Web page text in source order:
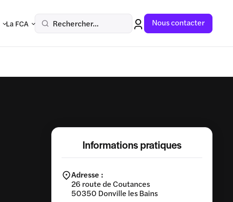
La FCA Rechercher... Nous contacter
Informations pratiques
Adresse :
26 route de Coutances
50350 Donville les Bains